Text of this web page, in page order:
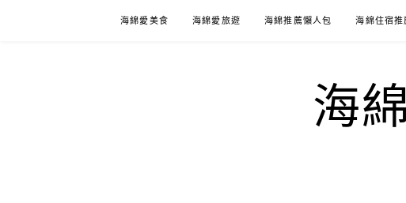
海綿愛美食 海綿愛旅遊 海綿推薦懶人包 海綿住宿推
海